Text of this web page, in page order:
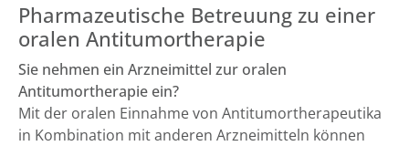
Pharmazeutische Betreuung zu einer
oralen Antitumortherapie
Sie nehmen ein Arzneimittel zur oralen
Antitumortherapie ein?
Mit der oralen Einnahme von Antitumortherapeutika
in Kombination mit anderen Arzneimitteln können